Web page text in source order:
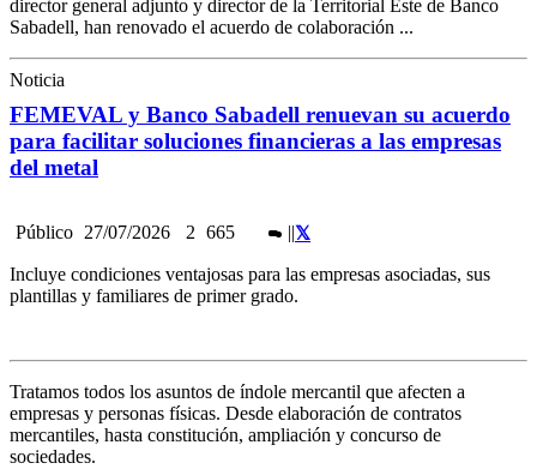
director general adjunto y director de la Territorial Este de Banco
Sabadell, han renovado el acuerdo de colaboración ...
Noticia
FEMEVAL y Banco Sabadell renuevan su acuerdo
para facilitar soluciones financieras a las empresas
del metal
Público 27/07/2026 2 665
Incluye condiciones ventajosas para las empresas asociadas, sus
plantillas y familiares de primer grado.
Tratamos todos los asuntos de índole mercantil que afecten a
empresas y personas físicas. Desde elaboración de contratos
mercantiles, hasta constitución, ampliación y concurso de
sociedades.